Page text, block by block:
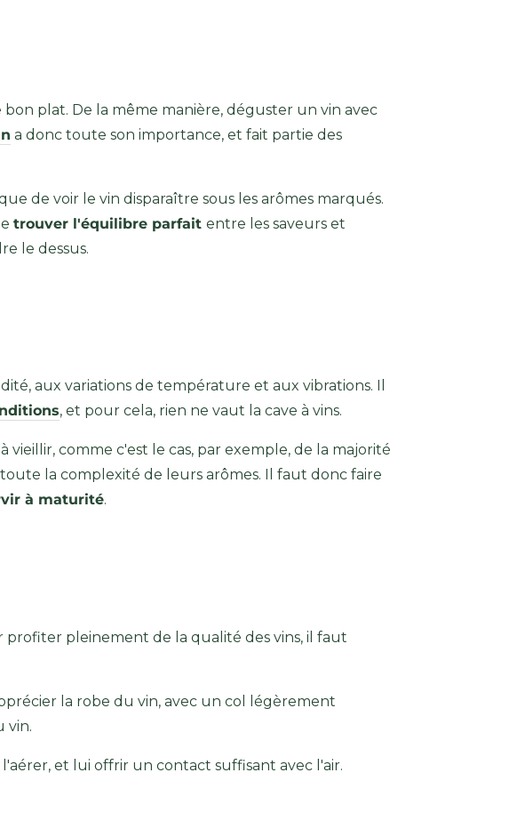
plat. De la même manière, déguster un vin avec
a donc toute son importance, et fait partie des
de voir le vin disparaître sous les arômes marqués.
trouver l'équilibre parfait entre les saveurs et
le dessus.
aux variations de température et aux vibrations. Il
, et pour cela, rien ne vaut la cave à vins.
comme c'est le cas, par exemple, de la majorité
la complexité de leurs arômes. Il faut donc faire
à maturité.
pleinement de la qualité des vins, il faut
la robe du vin, avec un col légèrement
vin.
et lui offrir un contact suffisant avec l'air.